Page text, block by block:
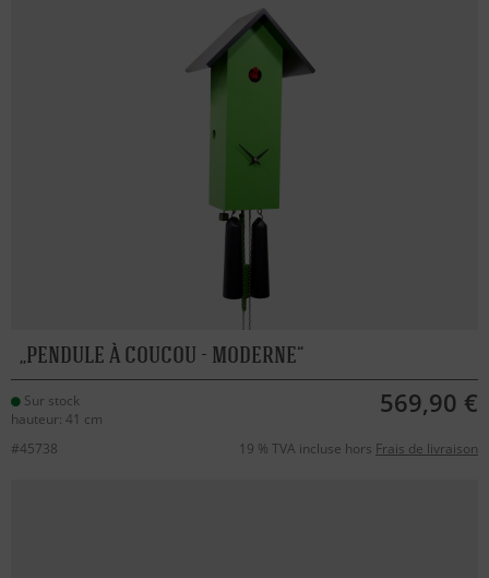
PENDULE À COUCOU - MODERNE
Sur stock
hauteur: 41 cm
569,90 €
#45738 19 % TVA incluse hors Frais de livraison